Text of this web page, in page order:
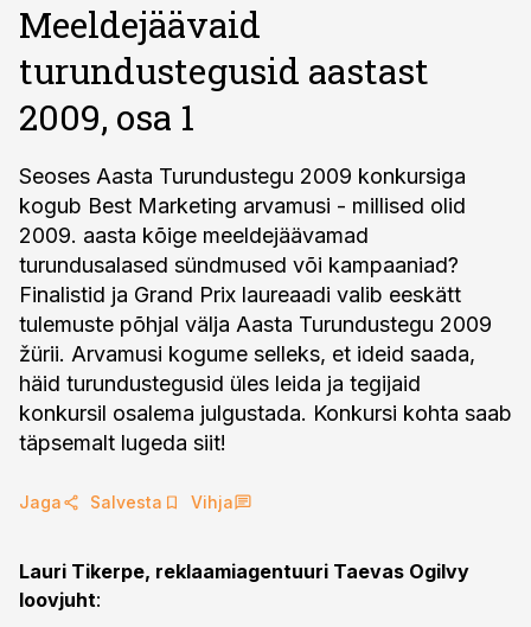
Meeldejäävaid
turundustegusid aastast
2009, osa 1
Seoses Aasta Turundustegu 2009 konkursiga
kogub Best Marketing arvamusi - millised olid
2009. aasta kõige meeldejäävamad
turundusalased sündmused või kampaaniad?
Finalistid ja Grand Prix laureaadi valib eeskätt
tulemuste põhjal välja Aasta Turundustegu 2009
žürii. Arvamusi kogume selleks, et ideid saada,
häid turundustegusid üles leida ja tegijaid
konkursil osalema julgustada. Konkursi kohta saab
täpsemalt lugeda siit!
Jaga Salvesta Vihja
Lauri Tikerpe, reklaamiagentuuri Taevas Ogilvy
loovjuht: